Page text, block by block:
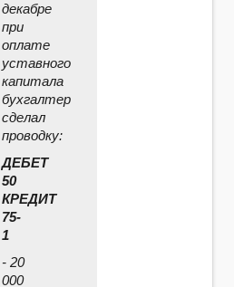
декабре
при
оплате
уставного
капитала
бухгалтер
сделал
проводку:
ДЕБЕТ
50
КРЕДИТ
75-
1
- 20
000